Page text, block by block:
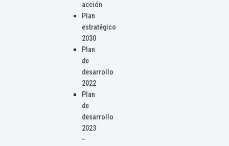
acción
Plan
estratégico
2030
Plan
de
desarrollo
2022
Plan
de
desarrollo
2023
–